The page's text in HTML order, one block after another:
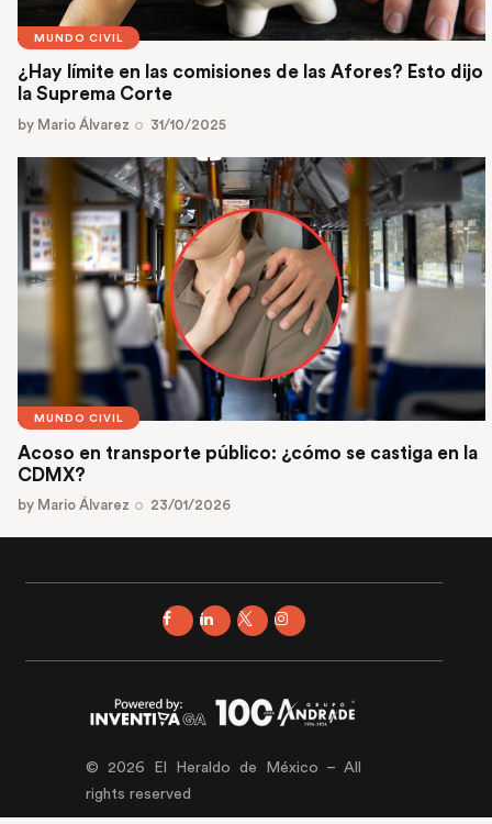
MUNDO CIVIL
¿Hay límite en las comisiones de las Afores? Esto dijo
la Suprema Corte
by Mario Álvarez 31/10/2025
MUNDO CIVIL
Acoso en transporte público: ¿cómo se castiga en la
CDMX?
by Mario Álvarez 23/01/2026
© 2026 El Heraldo de México – All
rights reserved